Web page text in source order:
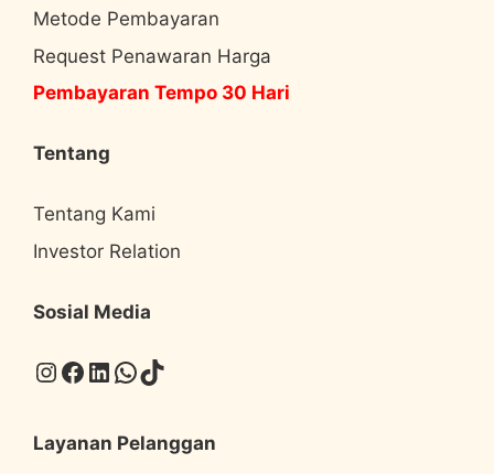
Metode Pembayaran
Request Penawaran Harga
Pembayaran Tempo 30 Hari
Tentang
Tentang Kami
Investor Relation
Sosial Media
Instagram
Facebook
LinkedIn
WhatsApp
TikTok
Layanan Pelanggan